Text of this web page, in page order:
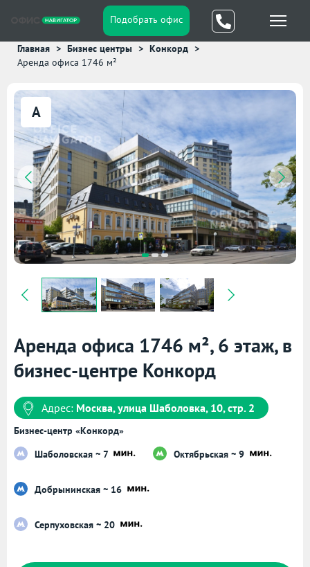
Подобрать офис
Главная Бизнес центры
Конкорд
Аренда офиса 1746 м²
A
Аренда офиса 1746 м², 6 этаж, в
бизнес-центре Конкорд
Адрес: Москва, улица Шаболовка, 10, стр. 2
Бизнес-центр «Конкорд»
Шаболовская ~ 7
Октябрьская ~ 9
Добрынинская ~ 16
Серпуховская ~ 20